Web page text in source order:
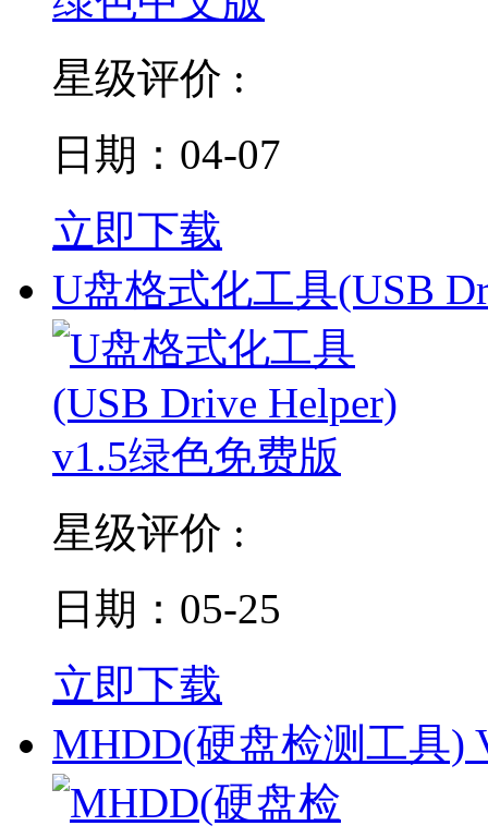
星级评价 :
日期：04-07
立即下载
U盘格式化工具(USB
星级评价 :
日期：05-25
立即下载
MHDD(硬盘检测工具)